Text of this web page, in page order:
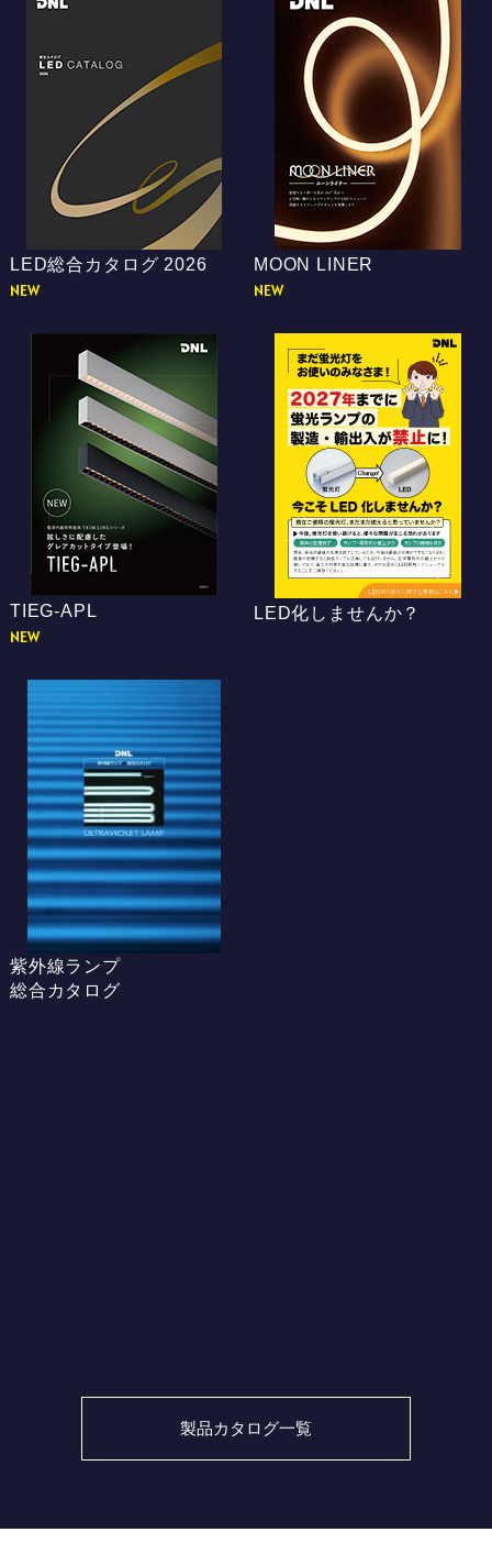
LED総合カタログ 2026
NEW
MOON LINER
NEW
TIEG-APL
NEW
LED化しませんか？
紫外線ランプ
総合カタログ
製品カタログ一覧